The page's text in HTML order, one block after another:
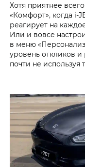
Хотя приятнее
«Комфорт», когда
реагирует на
Или и вовсе
в меню
уровень откликов
почти не используя